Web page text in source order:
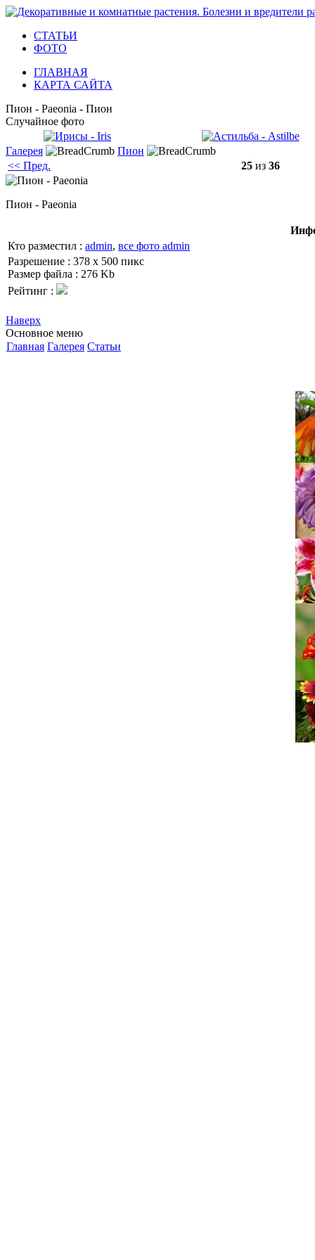
СТАТЬИ
ФОТО
ГЛАВНАЯ
КАРТА САЙТА
Пион - Paeonia - Пион
Случайное фото
Галерея
Пион
<< Пред.
25 из 36
Пион - Paeonia
Кто разместил : admin, все фото admin
Разрешение : 378 x 500 пикс
Размер файла : 276 Kb
Рейтинг :
Наверх
Основное меню
Главная Галерея Статьи